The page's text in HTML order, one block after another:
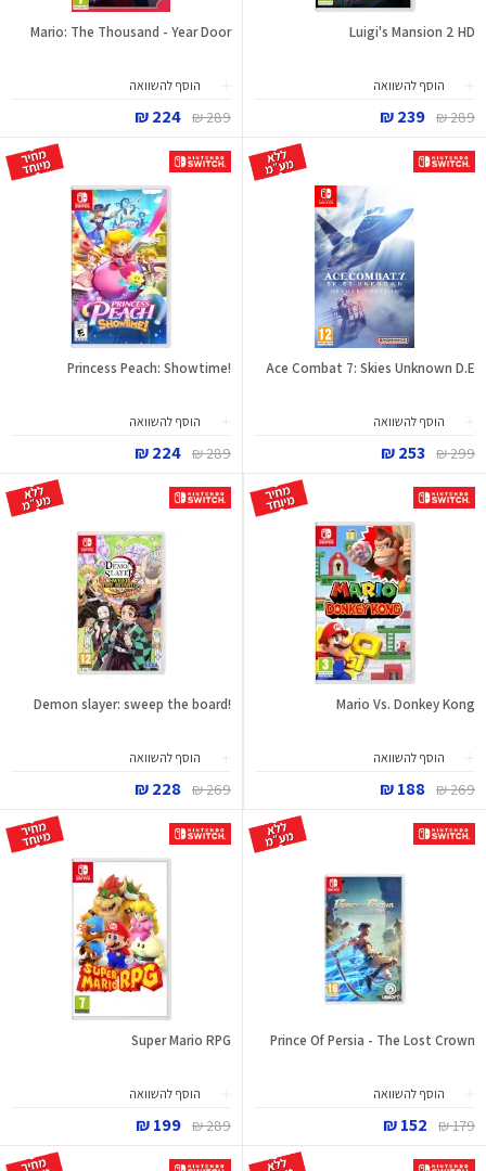
Luigi's Mansion 2 HD
הוסף להשוואה
289 ₪
239 ₪
Mario: The Thousand - Year Door
הוסף להשוואה
289 ₪
224 ₪
Ace Combat 7: Skies Unknown D.E
הוסף להשוואה
299 ₪
253 ₪
!Princess Peach: Showtime
הוסף להשוואה
289 ₪
224 ₪
Mario Vs. Donkey Kong
הוסף להשוואה
269 ₪
188 ₪
!Demon slayer: sweep the board
הוסף להשוואה
269 ₪
228 ₪
Prince Of Persia - The Lost Crown
הוסף להשוואה
179 ₪
152 ₪
Super Mario RPG
הוסף להשוואה
289 ₪
199 ₪